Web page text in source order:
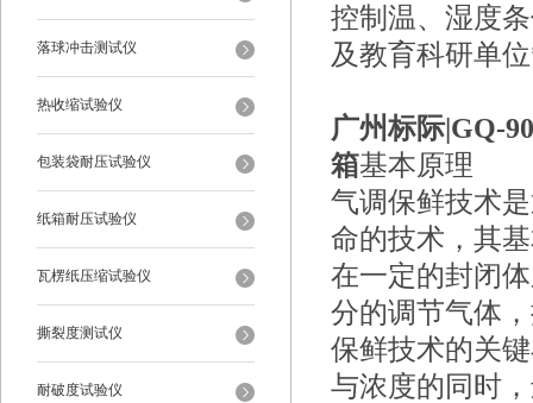
落球冲击测试仪
热收缩试验仪
包装袋耐压试验仪
纸箱耐压试验仪
瓦楞纸压缩试验仪
撕裂度测试仪
耐破度试验仪
控制温、湿度
及教育科研单
广州标际|GQ-
箱基本原理
气调保鲜技术
命的技术，其
在一定的封闭
分的调节气体
保鲜技术的关
与浓度的同时